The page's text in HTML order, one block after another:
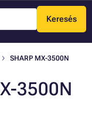
Keresés
Menü
SHARP MX-3500N
3500N